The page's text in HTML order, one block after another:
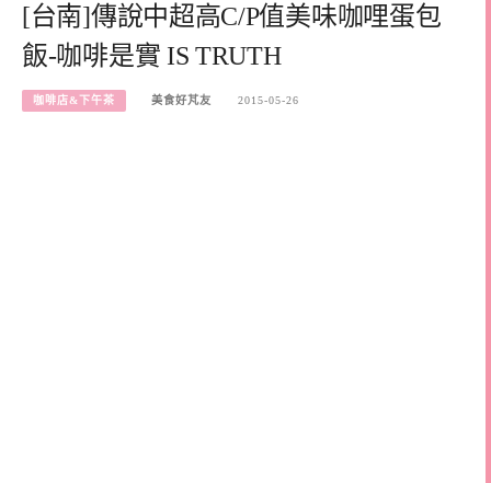
[台南]傳說中超高C/P值美味咖哩蛋包
飯-咖啡是實 IS TRUTH
咖啡店&下午茶 美食好芃友 2015-05-26